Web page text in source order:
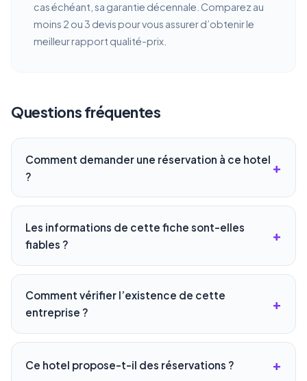
cas échéant, sa garantie décennale. Comparez au
moins 2 ou 3 devis pour vous assurer d’obtenir le
meilleur rapport qualité-prix.
Questions fréquentes
Comment demander une réservation à ce hotel
?
Les informations de cette fiche sont-elles
fiables ?
Comment vérifier l’existence de cette
entreprise ?
Ce hotel propose-t-il des réservations ?